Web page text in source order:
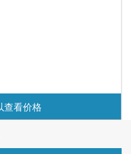
查看价格